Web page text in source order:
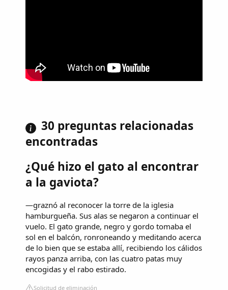
30 preguntas relacionadas
encontradas
¿Qué hizo el gato al encontrar
a la gaviota?
—graznó al reconocer la torre de la iglesia
hamburgueña. Sus alas se negaron a continuar el
vuelo. El gato grande, negro y gordo tomaba el
sol en el balcón, ronroneando y meditando acerca
de lo bien que se estaba allí, recibiendo los cálidos
rayos panza arriba, con las cuatro patas muy
encogidas y el rabo estirado.
Solicitud de eliminación